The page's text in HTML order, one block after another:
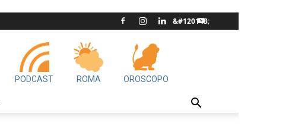
PODCAST ROMA OROSCOPO